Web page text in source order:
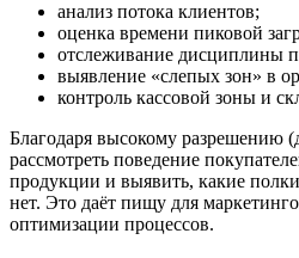
анализ потока клиентов;
оценка времени пиковой
отслеживание дисциплины
выявление «слепых зон» в
контроль кассовой зоны и
Благодаря высокому разрешению
рассмотреть поведение
продукции и выявить, какие
нет. Это даёт пищу для
оптимизации процессов.